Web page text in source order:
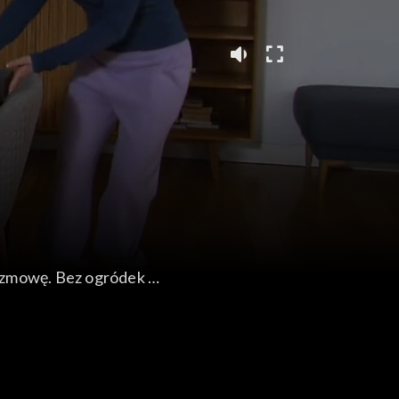
Bez ogródek